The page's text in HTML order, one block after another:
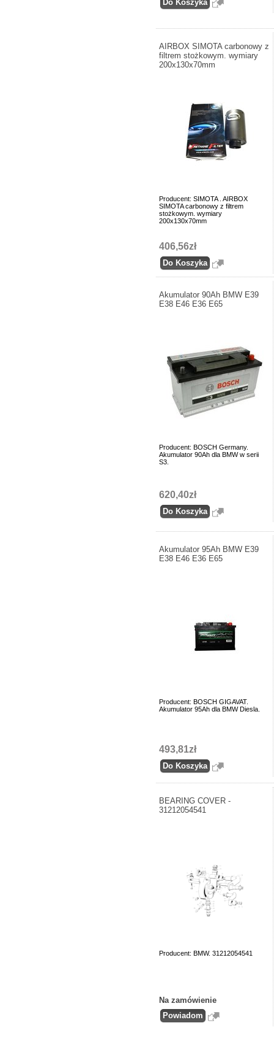
AIRBOX SIMOTA carbonowy z
filtrem stożkowym. wymiary
200x130x70mm
Producent: SIMOTA . AIRBOX
SIMOTA carbonowy z filtrem
stożkowym. wymiary
200x130x70mm
406,56zł
Akumulator 90Ah BMW E39
E38 E46 E36 E65
Producent: BOSCH Germany.
Akumulator 90Ah dla BMW w serii
S3.
620,40zł
Akumulator 95Ah BMW E39
E38 E46 E36 E65
Producent: BOSCH GIGAVAT.
Akumulator 95Ah dla BMW Diesla.
493,81zł
BEARING COVER -
31212054541
Producent: BMW. 31212054541
Na zamówienie